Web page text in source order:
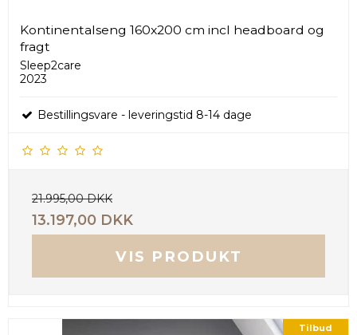
Kontinentalseng 160x200 cm incl headboard og
fragt
Sleep2care
2023
Bestillingsvare - leveringstid 8-14 dage
21.995,00 DKK
13.197,00 DKK
VIS PRODUKT
Tilbud